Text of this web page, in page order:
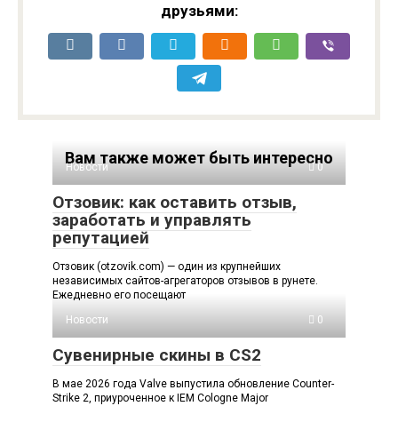
друзьями:
Вам также может быть интересно
Новости 0
Отзовик: как оставить отзыв,
заработать и управлять
репутацией
Отзовик (otzovik.com) — один из крупнейших
независимых сайтов-агрегаторов отзывов в рунете.
Ежедневно его посещают
Новости
0
Сувенирные скины в CS2
В мае 2026 года Valve выпустила обновление Counter-
Strike 2, приуроченное к IEM Cologne Major